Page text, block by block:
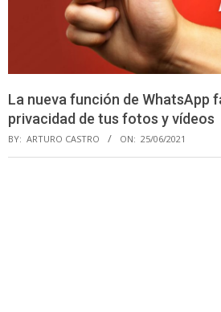
La nueva función de WhatsApp
privacidad de tus fotos y vídeos
BY: ARTURO CASTRO ON: 25/06/2021